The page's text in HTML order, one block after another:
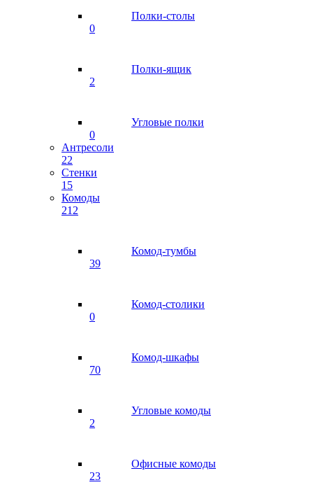
Полки-столы
0
Полки-ящик
2
Угловые полки
0
Антресоли
22
Стенки
15
Комоды
212
Комод-тумбы
39
Комод-столики
0
Комод-шкафы
70
Угловые комоды
2
Офисные комоды
23